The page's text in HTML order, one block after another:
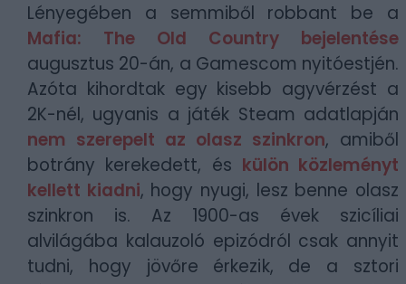
Lényegében a semmiből robbant be a
Mafia: The Old Country bejelentése
augusztus 20-án, a Gamescom nyitóestjén.
Azóta kihordtak egy kisebb agyvérzést a
2K-nél, ugyanis a játék Steam adatlapján
nem szerepelt az olasz szinkron, amiből
botrány kerekedett, és külön közleményt
kellett kiadni, hogy nyugi, lesz benne olasz
szinkron is. Az 1900-as évek szicíliai
alvilágába kalauzoló epizódról csak annyit
tudni, hogy jövőre érkezik, de a sztori